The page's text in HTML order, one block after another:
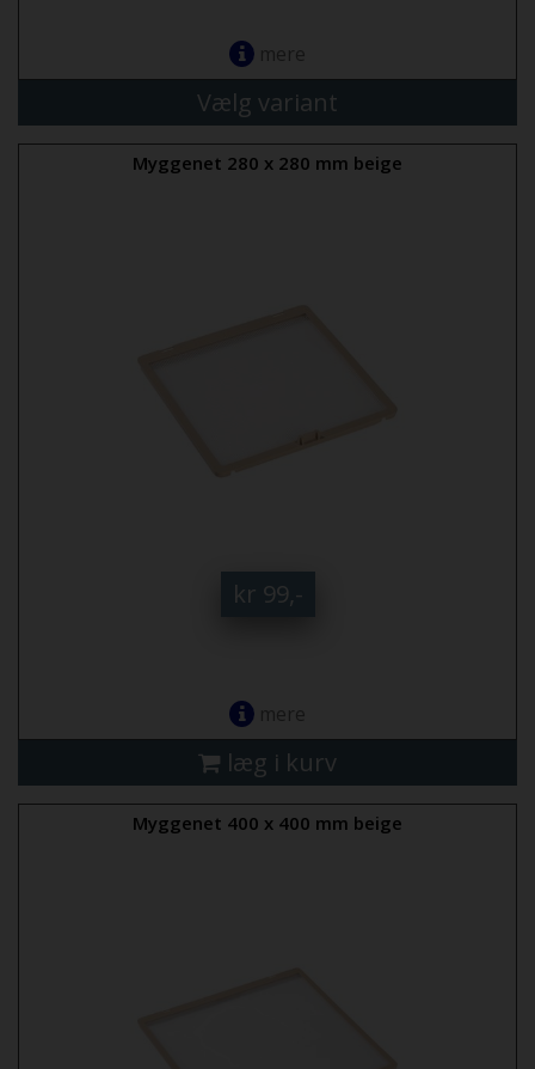
mere
Vælg variant
Myggenet 280 x 280 mm beige
kr 99,-
mere
læg i kurv
Myggenet 400 x 400 mm beige